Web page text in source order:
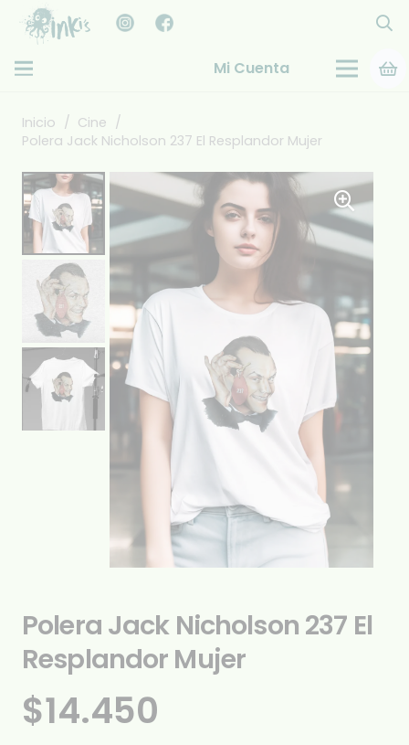
Mi Cuenta
Inicio / Cine /
Polera Jack Nicholson 237 El Resplandor Mujer
Polera Jack Nicholson 237 El
Resplandor Mujer
$14.450